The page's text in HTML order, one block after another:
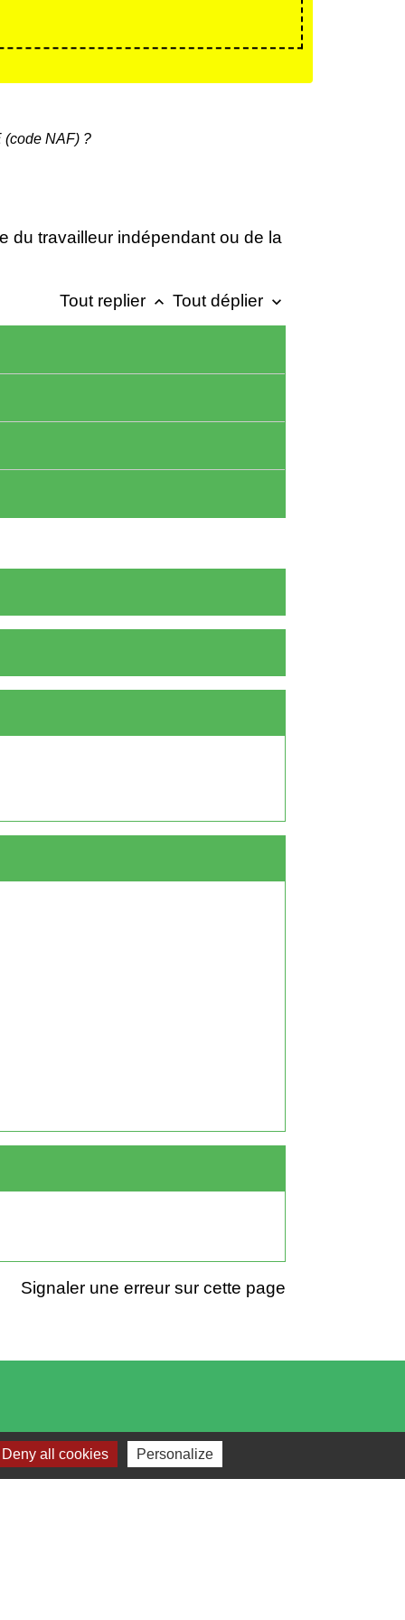
(code NAF) ?
du travailleur indépendant ou de la
Tout replier keyboard_arrow_up Tout déplier keyboard_arrow_down
Signaler une erreur sur cette page
Deny all cookies Personalize